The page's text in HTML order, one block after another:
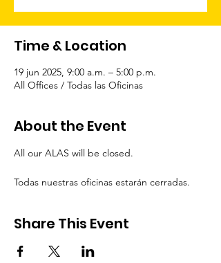
Time & Location
19 jun 2025, 9:00 a.m. – 5:00 p.m.
All Offices / Todas las Oficinas
About the Event
All our ALAS will be closed.
Todas nuestras oficinas estarán cerradas.
Share This Event